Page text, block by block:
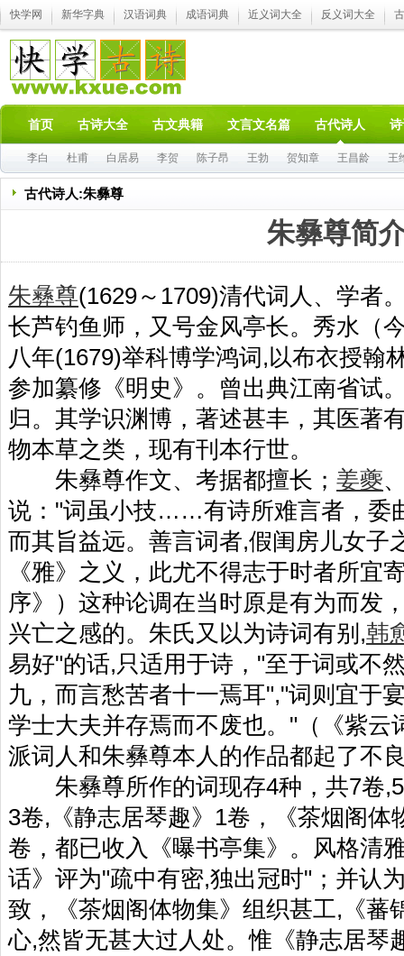
快学网 新华字典 汉语词典 成语词典 近义词大全 反义词大全
首页 古诗大全 古文典籍 文言文名篇 古代诗人
李白 杜甫 白居易 李贺 陈子昂 王勃 贺知章 王昌龄 王
古代诗人:朱彝尊
朱彝尊简
朱彝尊(1629～1709)清代词人、学者
长芦钓鱼师，又号金风亭长。秀水（
八年(1679)举科博学鸿词,以布衣授翰
参加纂修《明史》。曾出典江南省试
归。其学识渊博，著述甚丰，其医著
物本草之类，现有刊本行世。
朱彝尊作文、考据都擅长； 姜夔
说："词虽小技……有诗所难言者，委
而其旨益远。善言词者,假闺房儿女子
《雅》之义，此尤不得志于时者所宜
序》）这种论调在当时原是有为而发
兴亡之感的。朱氏又以为诗词有别,韩
易好"的话,只适用于诗，"至于词或不
九，而言愁苦者十一焉耳","词则宜于
学士大夫并存焉而不废也。"（《紫云
派词人和朱彝尊本人的作品都起了不
朱彝尊所作的词现存4种，共7卷
3卷,《静志居琴趣》1卷，《茶烟阁体
卷，都已收入《曝书亭集》。风格清
话》评为"疏中有密,独出冠时"；并认
致，《茶烟阁体物集》组织甚工,《蕃
心,然皆无甚大过人处。惟《静志居琴